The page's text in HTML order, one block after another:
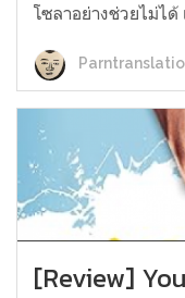
โซลาอย่างช่วยไม่ได้
[Review]